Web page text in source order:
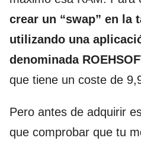
crear un “swap” en la
utilizando una
denominada
que tiene un coste de
Pero antes de adquirir
que comprobar que tu